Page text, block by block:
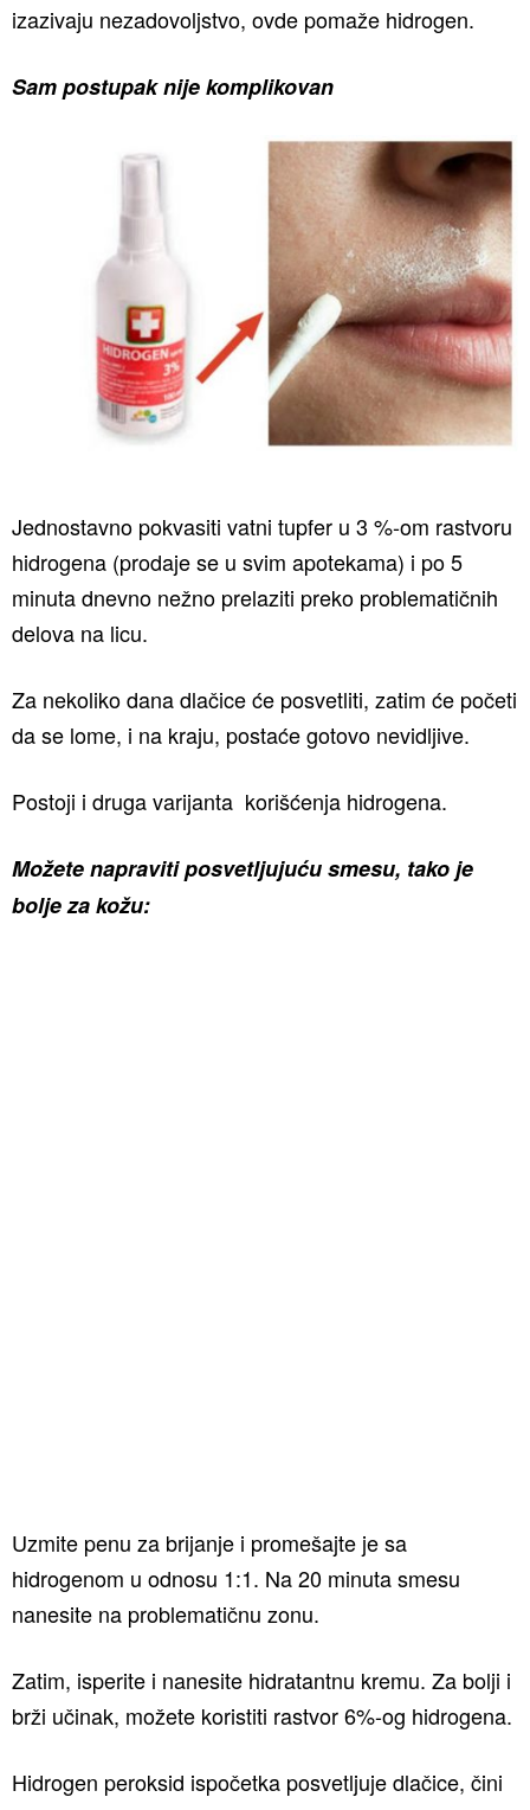
izazivaju nezadovoljstvo, ovde pomaže hidrogen.
Sam postupak nije komplikovan
Jednostavno pokvasiti vatni tupfer u 3 %-om rastvoru
hidrogena (prodaje se u svim apotekama) i po 5
minuta dnevno nežno prelaziti preko problematičnih
delova na licu.
Za nekoliko dana dlačice će posvetliti, zatim će početi
da se lome, i na kraju, postaće gotovo nevidljive.
Postoji i druga varijanta korišćenja hidrogena.
Možete napraviti posvetljujuću smesu, tako je
bolje za kožu:
Uzmite penu za brijanje i promešajte je sa
hidrogenom u odnosu 1:1. Na 20 minuta smesu
nanesite na problematičnu zonu.
Zatim, isperite i nanesite hidratantnu kremu. Za bolji i
brži učinak, možete koristiti rastvor 6%-og hidrogena.
Hidrogen peroksid ispočetka posvetljuje dlačice, čini